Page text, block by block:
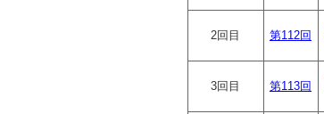
2回目 第112回
3回目 第113回